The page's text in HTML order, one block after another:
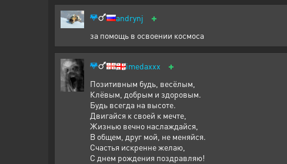
andrynj +
за помощь в освоении космоса
🇬🇪imedaxxx +
Позитивным будь, весёлым,
Клёвым, добрым и здоровым.
Будь всегда на высоте.
Двигайся к своей к мечте,
Жизнью вечно наслаждайся,
В общем, друг мой, не меняйся.
Счастья искренне желаю,
С днем рождения поздравляю!